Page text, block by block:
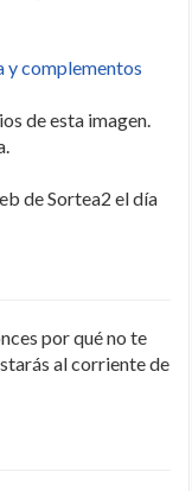
y complementos
de esta imagen.
de Sortea2 el día
por qué no te
al corriente de